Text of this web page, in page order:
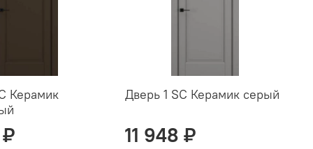
Керамик
₽
Дверь 1 SC Керамик серый
11 948 ₽